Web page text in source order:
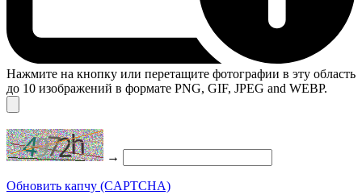
Нажмите на кнопку или перетащите фотографии в эту область
до 10 изображений в формате PNG, GIF, JPEG and WEBP.
→
Обновить капчу (CAPTCHA)